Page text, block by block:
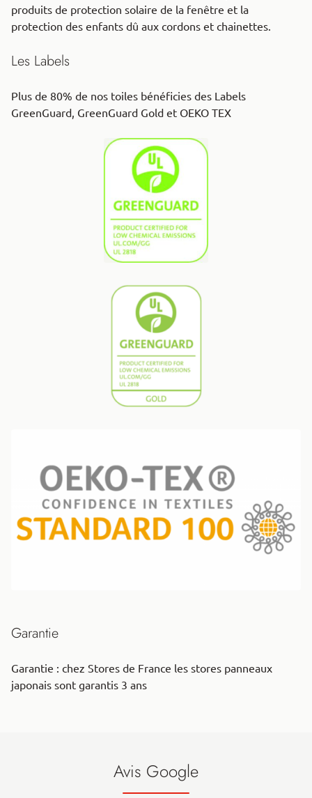
produits de protection solaire de la fenêtre et la
protection des enfants dû aux cordons et chainettes.
Les Labels
Plus de 80% de nos toiles bénéficies des Labels
GreenGuard, GreenGuard Gold et OEKO TEX
Garantie
Garantie : chez Stores de France les stores panneaux
japonais sont garantis 3 ans
Avis Google